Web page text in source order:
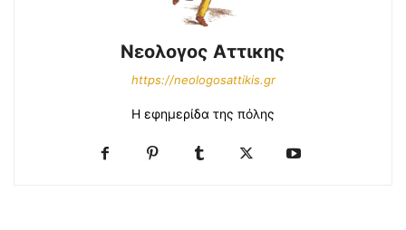
Νεολογος Αττικης
https://neologosattikis.gr
Η εφημερίδα της πόλης